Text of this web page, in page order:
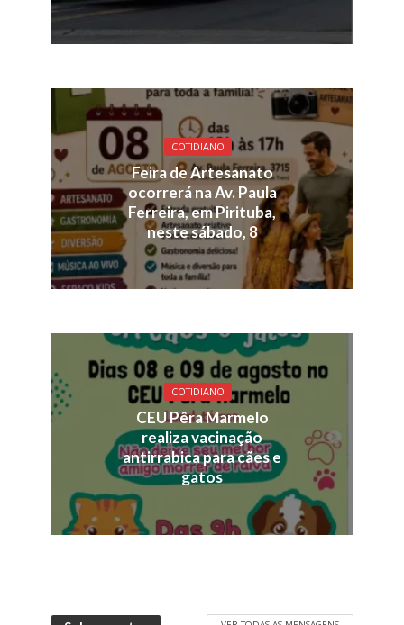
COTIDIANO
Feira de Artesanato
ocorrerá na Av. Paula
Ferreira, em Pirituba,
neste sábado, 8
COTIDIANO
CEU Pêra Marmelo
realiza vacinação
antirrabica para cães e
gatos